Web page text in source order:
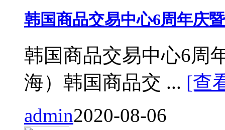
韩国商品交易中心6周年庆
韩国商品交易中心6周
海）韩国商品交 ... [查
admin2020-08-06